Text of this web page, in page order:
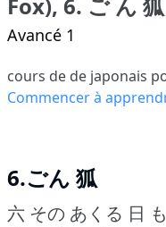
Fox), 6. ご ん 狐
Avancé 1
cours de de japonais
Commencer à
6.ごん 狐
六 その あくる 日